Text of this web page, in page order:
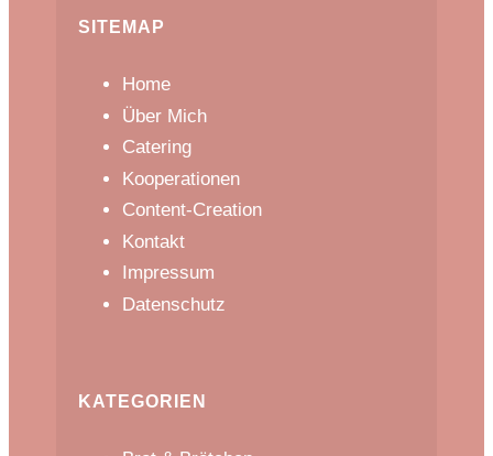
SITEMAP
Home
Über Mich
Catering
Kooperationen
Content-Creation
Kontakt
Impressum
Datenschutz
KATEGORIEN